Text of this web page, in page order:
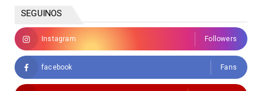
SEGUINOS
Instagram Followers
facebook Fans